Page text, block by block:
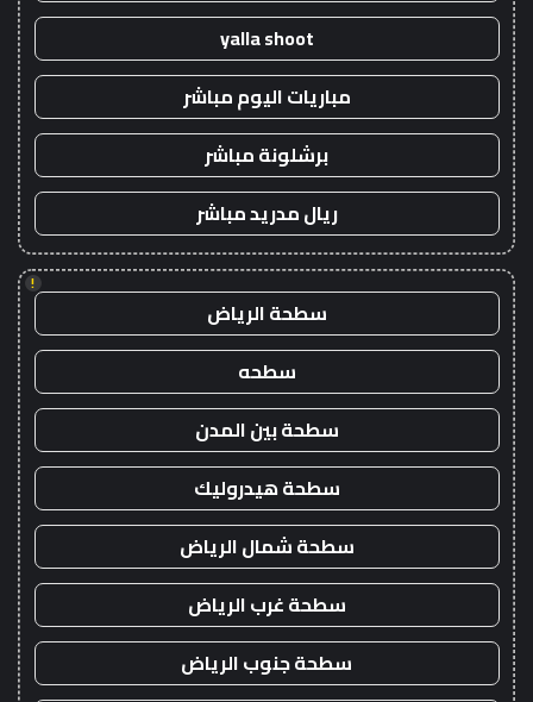
yalla shoot
مباريات اليوم مباشر
برشلونة مباشر
ريال مدريد مباشر
!
سطحة الرياض
سطحه
سطحة بين المدن
سطحة هيدروليك
سطحة شمال الرياض
سطحة غرب الرياض
سطحة جنوب الرياض